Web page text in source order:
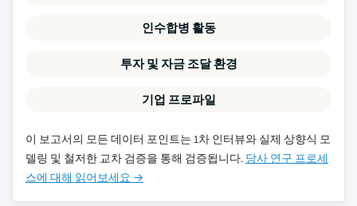
인수합병 활동
투자 및 자금 조달 환경
기업 프로파일
이 보고서의 모든 데이터 포인트는 1차 인터뷰와 실제 상향식 모
델링 및 철저한 교차 검증을 통해 검증됩니다. 당사 연구 프로세
스에 대해 읽어보세요 →